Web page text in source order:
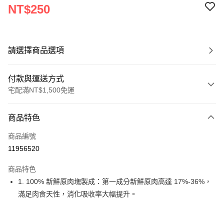
NT$250
請選擇商品選項
付款與運送方式
宅配滿NT$1,500免運
信用卡一次付款
LINE Pay
悠遊付
商品特色
商品編號
11956520
商品特色
1. 100% 新鮮原肉塊製成：第一成分新鮮原肉高達 17%-36%，
滿足肉食天性，消化吸收率大幅提升。